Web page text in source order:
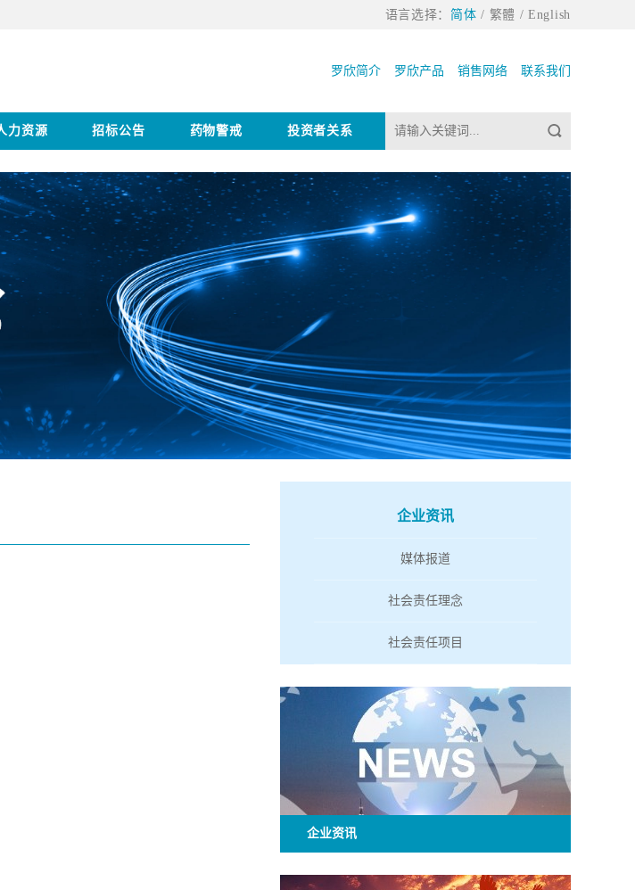
语言选择：简体 / 繁體 /English
罗欣简介 罗欣产品 销售网络 联系我们
力资源 招标公告 药物警戒 投资者关系
企业资讯
媒体报道
社会责任理念
社会责任项目
企业资讯